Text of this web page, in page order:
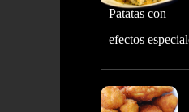
Patatas con
efectos